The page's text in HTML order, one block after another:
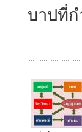
บาปที่ก